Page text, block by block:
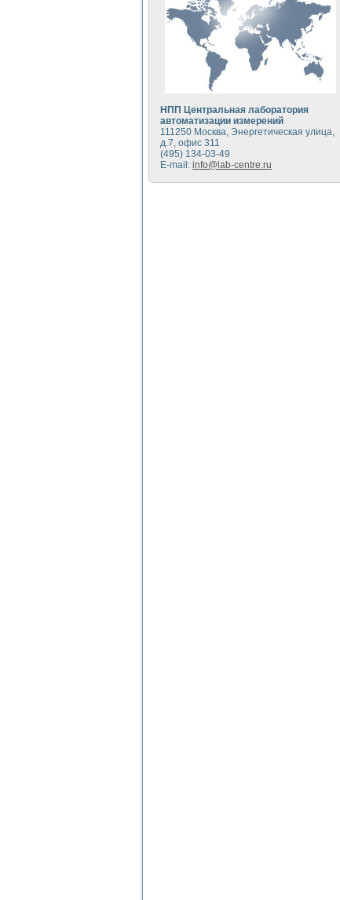
НПП Центральная лаборатория
автоматизации измерений
111250 Москва, Энергетическая улица,
д.7, офис 311
(495) 134-03-49
E-mail: info@lab-centre.ru